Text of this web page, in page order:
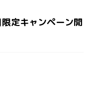
定キャンペーン開